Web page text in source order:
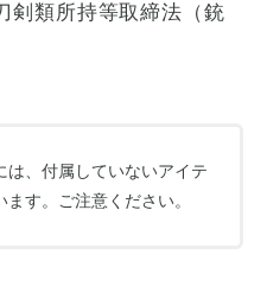
剣類所持等取締法（銃
、付属していないアイテ
す。ご注意ください。